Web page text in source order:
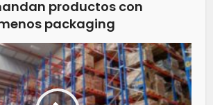
productos con
packaging